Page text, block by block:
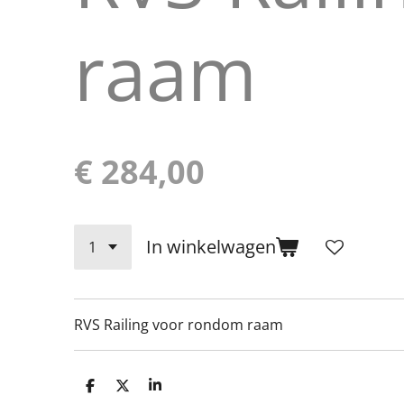
raam
€ 284,00
In winkelwagen
RVS Railing voor rondom raam
D
D
S